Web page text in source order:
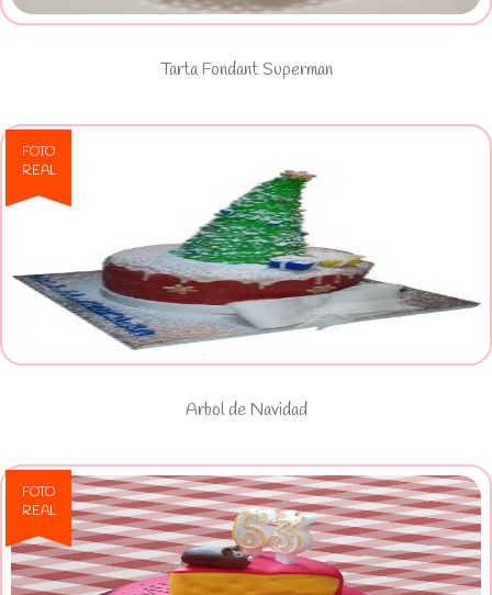
Tarta Fondant Superman
FOTO
REAL
Ver Arbol de Navidad
Arbol de Navidad
FOTO
REAL